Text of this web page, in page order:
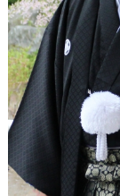
ウ
エ
デ
ィ
ン
グ